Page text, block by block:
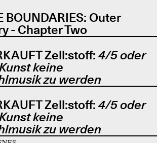
BOUNDARIES: Outer
- Chapter Two
Zell:stoff: 4/5 oder
keine
zu werden
Zell:stoff: 4/5 oder
keine
zu werden